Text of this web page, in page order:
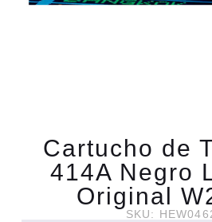
Cartucho de
414A Negro
Original
SKU: